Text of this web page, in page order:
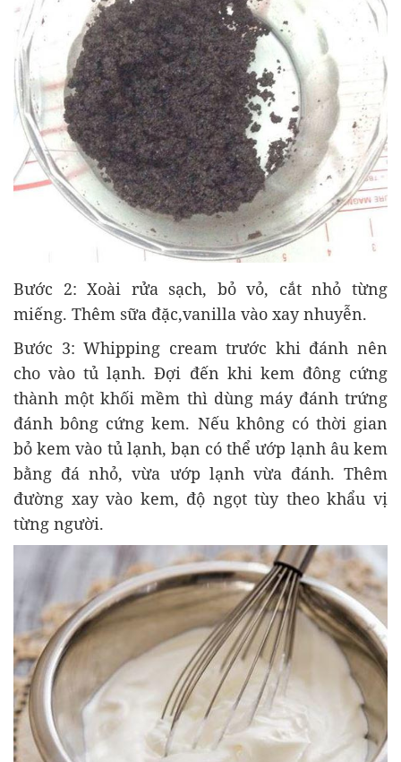
Bước 2: Xoài rửa sạch, bỏ vỏ, cắt nhỏ từng
miếng. Thêm sữa đặc,vanilla vào xay nhuyễn.
Bước 3: Whipping cream trước khi đánh nên
cho vào tủ lạnh. Đợi đến khi kem đông cứng
thành một khối mềm thì dùng máy đánh trứng
đánh bông cứng kem. Nếu không có thời gian
bỏ kem vào tủ lạnh, bạn có thể ướp lạnh âu kem
bằng đá nhỏ, vừa ướp lạnh vừa đánh. Thêm
đường xay vào kem, độ ngọt tùy theo khẩu vị
từng người.